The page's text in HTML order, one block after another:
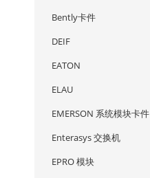
Bently卡件
DEIF
EATON
ELAU
EMERSON 系统模块卡件
Enterasys 交换机
EPRO 模块